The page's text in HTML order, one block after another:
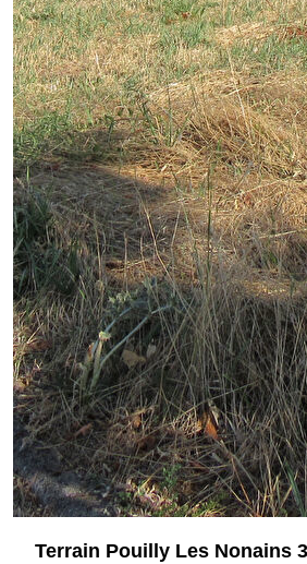
Terrain Pouilly Les Nonains